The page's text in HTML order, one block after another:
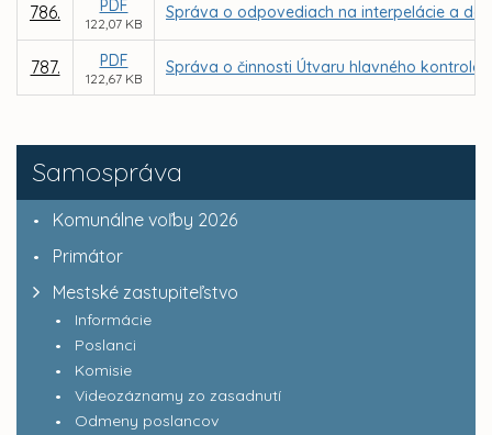
Samospráva
Komunálne voľby 2026
Primátor
Mestské zastupiteľstvo
Informácie
Poslanci
Komisie
Videozáznamy zo zasadnutí
Odmeny poslancov
786. PDF
122,07 KB
Správa o odpovediach na interpelácie a
787. PDF
122,67 KB
Správa o činnosti Útvaru hlavného